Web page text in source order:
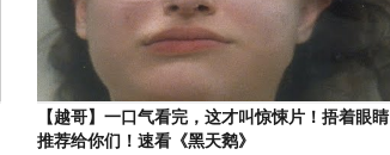
【越哥】一口气看完，这才叫惊悚片！捂着眼睛
推荐给你们！速看《黑天鹅》